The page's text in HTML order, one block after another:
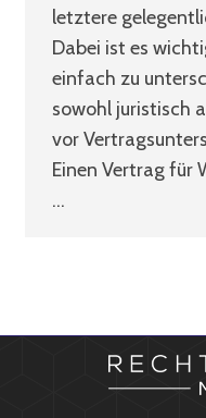
letztere
Dabei ist es
einfach zu
sowohl juristisch
vor
Einen Vertrag für
…